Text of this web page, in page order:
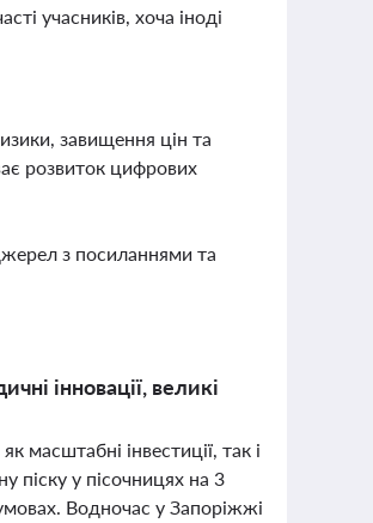
учасників, хоча іноді
завищення цін та
розвиток цифрових
з посиланнями та
інновації, великі
масштабні інвестиції, так і
піску у пісочницях на 3
Водночас у Запоріжжі